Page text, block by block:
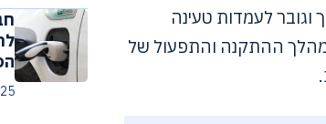
וגובר לעמדות טעינה
ההתקנה והתפעול של